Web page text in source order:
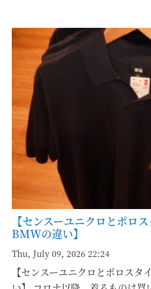
確かか？と色んな角度からアプ
出す動かぬ真理こそが本物であ
は甘く弱い。しかしどんな時で
い。常に第3者の眼で見る事で
実であり、論理であり、動かぬ
る事であろうか。（ある時期か
って人生が楽しくなった。｝ 最
かれるものであり、愛と知は【
スの美、力の美、経済力の美・
の美」こそ私が一番求めるもの
イル）があり、締りがあり、皮
慈愛に満ちている。身体は程よ
定、信頼感がある事だろう。 最
り！」これを求めて生きるのが
と到達したのである。晩年は素
理解出来るようになって、自
永小百合さんが80歳になられ
もある。 少子化と騒ぐが、大し
万人でも多い位であろう。IT・
成できる。今後も日本人の得意
けて、物造り「日本」を世界の
く事であろう。 それには常に他
に続け、「日本独自」のものを
ある。国家の基幹は「経済力」
条）と倫理がしっかりとあって
身がしっかりしていなくては、
台はどう生きるかの「哲学」（
は現実的な「経済力」であろう
っている時は「経済の繁栄」が
価値観で運営されている時はバ
間も同様で、「如何に生きるか
「学び」と共に、「経済力」を
方の中にも「正しさ」があり
れば、全ての忍耐や、困難に耐
【センスーユニクロとポロ
BMWの違い】
Thu, July 09, 2026 22:24
【センスーユニクロとポロス